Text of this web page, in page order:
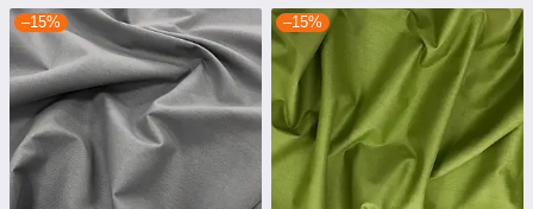
–15% –15%